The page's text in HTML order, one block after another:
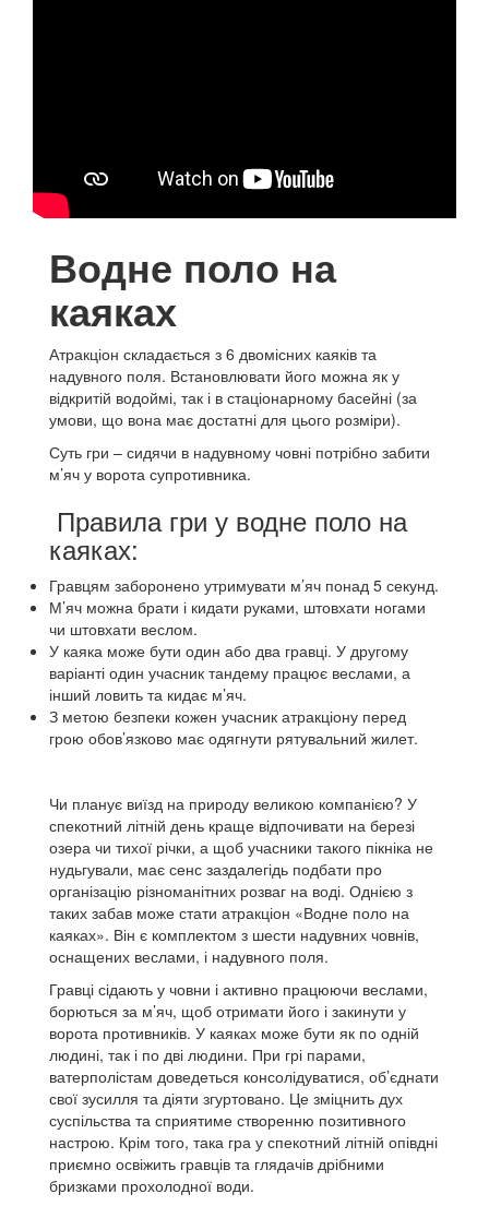
Водне поло на
каяках
Атракціон складається з 6 двомісних каяків та
надувного поля. Встановлювати його можна як у
відкритій водоймі, так і в стаціонарному басейні (за
умови, що вона має достатні для цього розміри).
Суть гри – сидячи в надувному човні потрібно забити
м’яч у ворота супротивника.
Правила гри у водне поло на
каяках:
Гравцям заборонено утримувати м’яч понад 5 секунд.
М’яч можна брати і кидати руками, штовхати ногами
чи штовхати веслом.
У каяка може бути один або два гравці. У другому
варіанті один учасник тандему працює веслами, а
інший ловить та кидає м’яч.
З метою безпеки кожен учасник атракціону перед
грою обов’язково має одягнути рятувальний жилет.
Чи планує виїзд на природу великою компанією? У
спекотний літній день краще відпочивати на березі
озера чи тихої річки, а щоб учасники такого пікніка не
нудьгували, має сенс заздалегідь подбати про
організацію різноманітних розваг на воді. Однією з
таких забав може стати атракціон «Водне поло на
каяках». Він є комплектом з шести надувних човнів,
оснащених веслами, і надувного поля.
Гравці сідають у човни і активно працюючи веслами,
борються за м’яч, щоб отримати його і закинути у
ворота противників. У каяках може бути як по одній
людині, так і по дві людини. При грі парами,
ватерполістам доведеться консолідуватися, об’єднати
свої зусилля та діяти згуртовано. Це зміцнить дух
суспільства та сприятиме створенню позитивного
настрою. Крім того, така гра у спекотний літній опівдні
приємно освіжить гравців та глядачів дрібними
бризками прохолодної води.